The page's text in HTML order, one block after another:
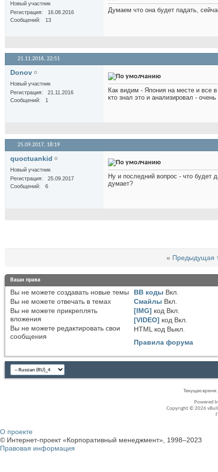
Новый участник
Регистрация
16.08.2016
Сообщений
13
Думаем что она будет падать,
21.11.2016, 22:51
Donov
Новый участник
Регистрация
21.11.2016
Сообщений
1
Как видим - Япония на месте и все
кто знал это и анализировал -
25.09.2017, 18:19
quoctuankid
Новый участник
Регистрация
25.09.2017
Сообщений
6
Ну и последний вопрос - что будет
думает?
« Предыдущая
Ваши права
Вы не можете создавать новые темы
Вы не можете отвечать в темах
Вы не можете прикреплять
вложения
Вы не можете редактировать свои
сообщения
BB коды Вкл.
Смайлы Вкл.
[IMG] код Вкл.
[VIDEO] код Вкл.
HTML код Выкл.
Правила форума
Текущее время:
Powered
Copyright © 2026
О проекте
© Интернет-проект «Корпоративный менеджмент», 1998–2023
Правовая информация